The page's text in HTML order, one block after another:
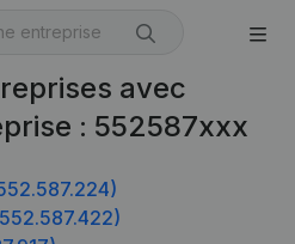
avec
: 552587xxx